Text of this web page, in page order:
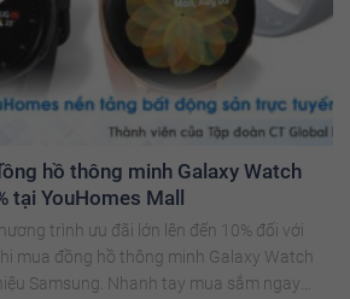
hồ thông minh Galaxy Watch
tại YouHomes Mall
trình ưu đãi lớn lên đến 10% đối với
mua đồng hồ thông minh Galaxy Watch
Samsung. Nhanh tay mua sắm ngay